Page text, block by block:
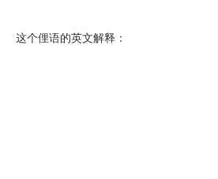
这个俚语的英文解释：